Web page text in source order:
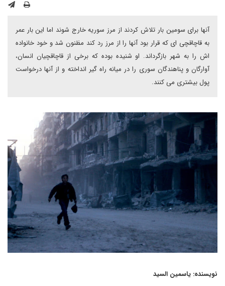
آنها برای سومین بار تلاش کردند از مرز سوریه خارج شوند اما این بار عمر
به قاچاقچی ای که قرار بود آنها را از مرز رد کند مظنون شد و خود خانواده
اش را به شهر بازگرداند. او شنیده بوده که برخی از قاچاقچیان انسان،
آوارگان و پناهندگان سوری را در میانه راه گیر انداخته و از آنها درخواست
پول بیشتری می کنند.
نویسنده: یاسمین السید